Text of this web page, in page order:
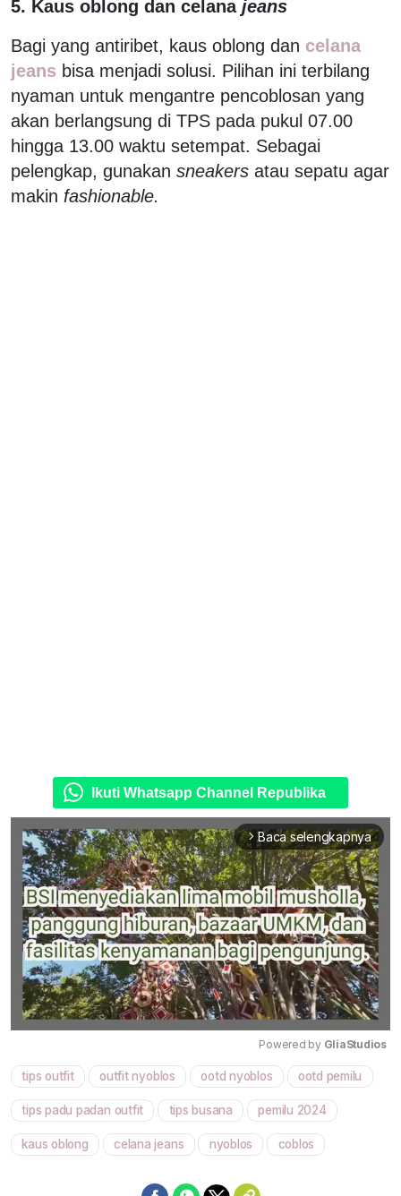
5. Kaus oblong dan celana jeans
Bagi yang antiribet, kaus oblong dan celana
jeans bisa menjadi solusi. Pilihan ini terbilang
nyaman untuk mengantre pencoblosan yang
akan berlangsung di TPS pada pukul 07.00
hingga 13.00 waktu setempat. Sebagai
pelengkap, gunakan sneakers atau sepatu agar
makin fashionable.
Ikuti Whatsapp Channel Republika
arrow_forward_ios Baca selengkapnya
Mute
Powered by GliaStudios
tips outfit outfit nyoblos ootd nyoblos ootd pemilu
tips padu padan outfit tips busana pemilu 2024
kaus oblong celana jeans nyoblos coblos